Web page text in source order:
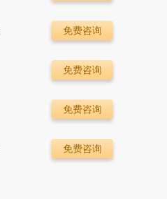
免费咨询
免费咨询
免费咨询
免费咨询